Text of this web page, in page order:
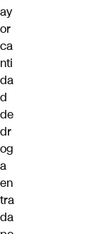
ay
or
ca
nti
da
d
de
dr
og
a
en
tra
da